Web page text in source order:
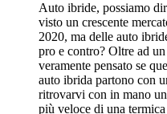
Auto ibride, possiamo
visto un crescente
2020, ma delle auto
pro e contro? Oltre ad
veramente pensato se
auto ibrida partono con
ritrovarvi con in mano
più veloce di una